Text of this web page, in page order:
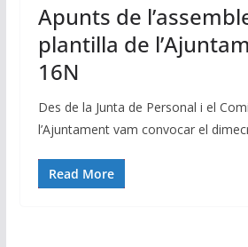
Apunts de
plantilla de
16N
Des de la Junta de Personal i el
l’Ajuntament vam convocar el
Read More